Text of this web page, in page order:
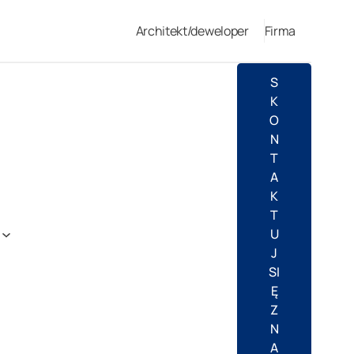
Architekt/deweloper Firma
S
K
O
N
T
A
K
T
U
J
SI
Ę
Z
N
A